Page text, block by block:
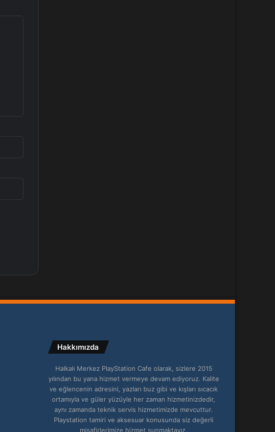
Hakkımızda
Halkalı Merkez PlayStation Cafe olarak, sizlere 2015
yılından bu yana hizmet vermeye devam ediyoruz. Kalite
ve eğlencenin adresini, yazları buz gibi ve kışları sıcacık
ortamıyla ve güler yüzüyle her zaman hizmetinizdedir,
aynı zamanda teknik servis hizmetimizde mevcuttur.
Playstation tamiri ve aksesuar konusunda siz değerli
misafirlerimize hizmet sunmaktayız.